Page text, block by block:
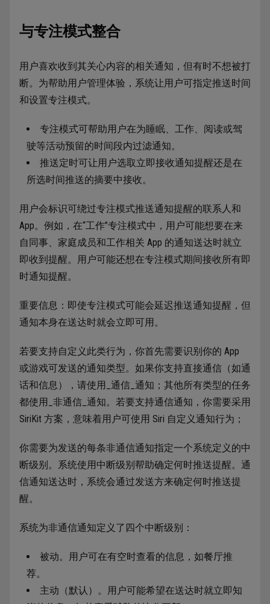
与专注模式整合
用户喜欢收到其关心内容的相关通知，但有时不想被打
断。为帮助用户管理体验，系统让用户可指定推送时间
和设置专注模式。
专注模式可帮助用户在为睡眠、工作、阅读或驾
驶等活动预留的时间段内过滤通知。
推送定时可让用户选取立即接收通知提醒还是在
所选时间推送的摘要中接收。
用户会标识可绕过专注模式推送通知提醒的联系人和
App。例如，在“工作”专注模式中，用户可能想要在来
自同事、家庭成员和工作相关 App 的通知送达时就立
即收到提醒。用户可能还想在专注模式期间接收所有即
时通知提醒。
重要信息：即使专注模式可能会延迟推送通知提醒，但
通知本身在送达时就会立即可用。
若要支持自定义此类行为，你首先需要识别你的 App
或游戏可发送的通知类型。如果你支持直接通信（如通
话和信息），请使用_通信_通知；其他所有类型的任务
都使用_非通信_通知。若要支持通信通知，你需要采用
SiriKit 方案，意味着用户可使用 Siri 自定义通知行为；
你需要为发送的每条非通信通知指定一个系统定义的中
断级别。系统使用中断级别帮助确定何时推送提醒。通
信通知送达时，系统会通过发送方来确定何时推送提
醒。
系统为非通信通知定义了四个中断级别：
被动。用户可在有空时查看的信息，如餐厅推
荐。
主动（默认）。用户可能希望在送达时就立即知